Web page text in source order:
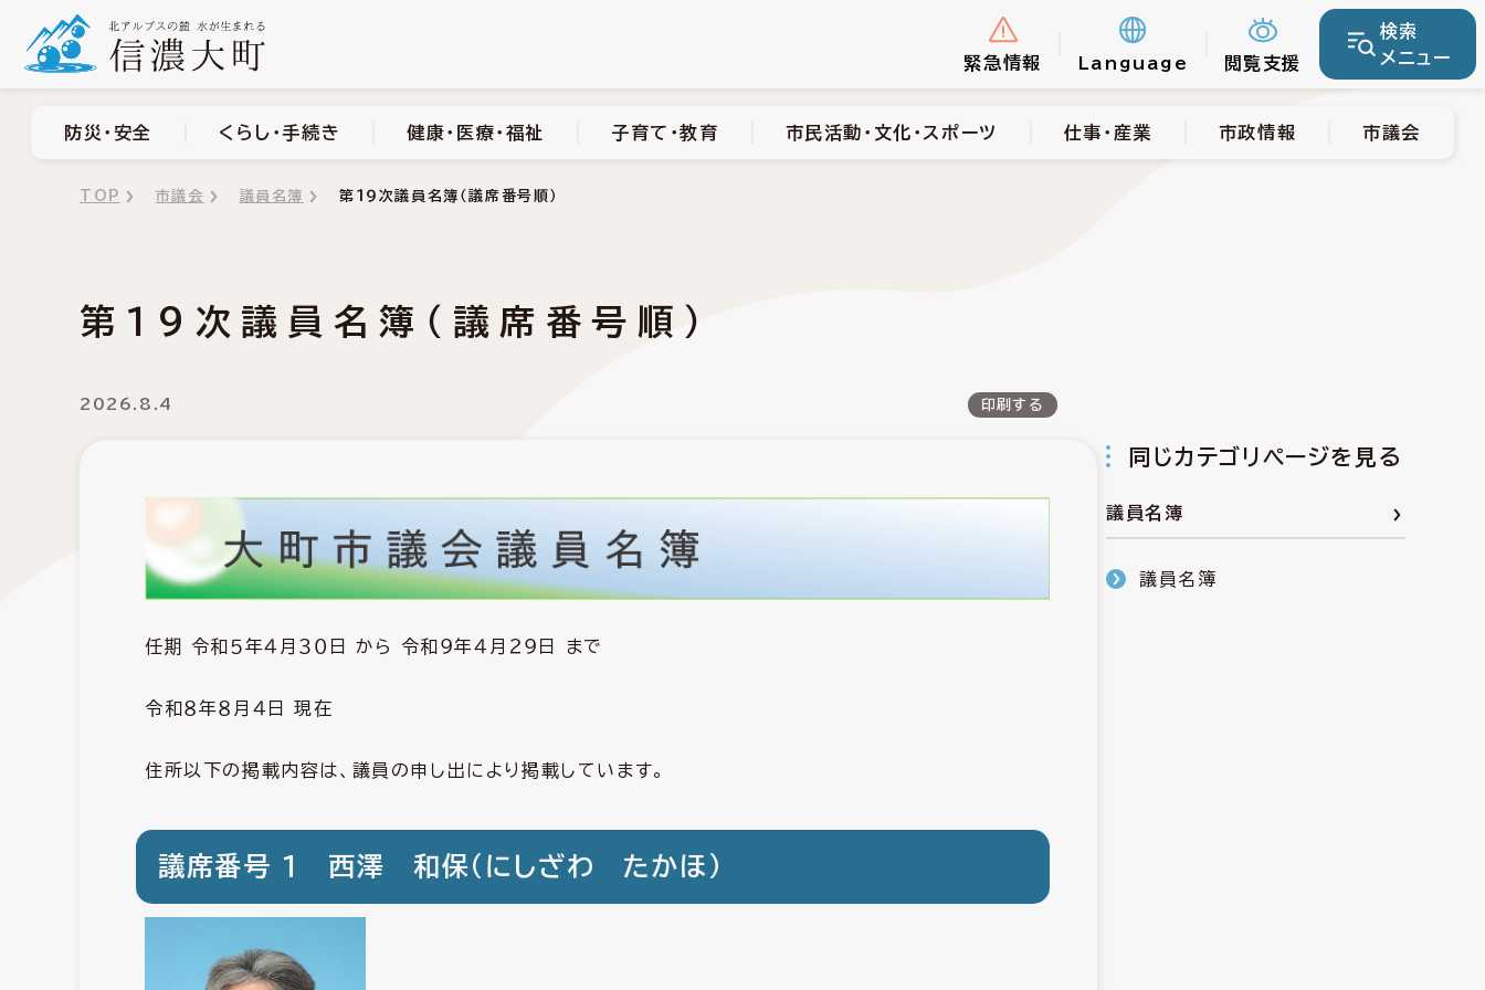
緊急情報 Language 閲覧支援
検索
メニュー
市民活動・文化・スポーツ 市政情報 市議会
防災・安全 くらし・手続き 健康・医療・福祉 子育て・教育 市民活動・文化・スポーツ 仕事・産業 市政情報 市議会
TOP 市議会 議員名簿 第１９次議員名簿（議席番号順）
第１９次議員名簿（議席番号順）
2026.8.4 印刷する
任期 令和５年４月３０日 から 令和９年４月２９日 まで
令和８年８月４日 現在
住所以下の掲載内容は、議員の申し出により掲載しています。
議席番号 １ 西澤 和保（にしざわ たかほ）
同じカテゴリページを見る
議員名簿
議員名簿